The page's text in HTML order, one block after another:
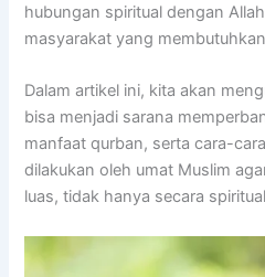
hubungan spiritual dengan
masyarakat yang
Dalam artikel ini, kita akan
bisa menjadi sarana
manfaat qurban, serta cara-
dilakukan oleh umat Muslim
luas, tidak hanya secara